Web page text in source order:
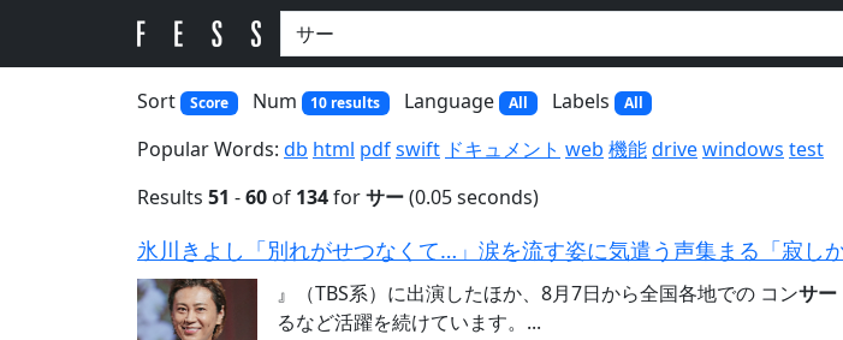
Sort Score Num 10 results Language All Labels All
Popular Words: db html pdfswift ドキュメント web 機能drivewindows test
Results 51 -60 of 134forサー(0.05 seconds)
』（TBS系）に出演したほか、8月7日から全国各地での コンサー
るなど活躍を続けています。...